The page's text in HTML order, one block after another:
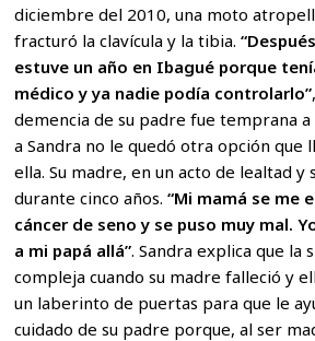
diciembre del 2010, una moto
fracturó la clavícula y la tibia.
estuve un año en Ibagué porque
médico y ya nadie podía controlarlo”
demencia de su padre fue temprana
a Sandra no le quedó otra opción que
ella. Su madre, en un acto de lealtad y
durante cinco años.“Mi mamá se me
cáncer de seno y se puso muy mal.
a mi papá allá”. Sandra explica que la
compleja cuando su madre falleció y
un laberinto de puertas para que le
cuidado de su padre porque, al ser